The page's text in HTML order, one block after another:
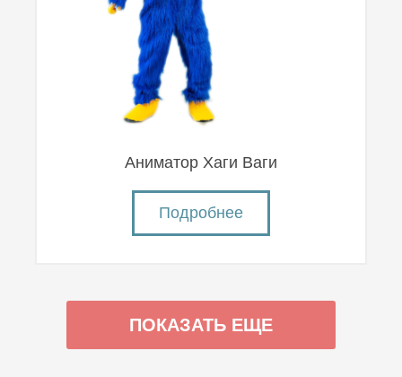
Аниматор Хаги Ваги
Подробнее
ПОКАЗАТЬ ЕЩЕ